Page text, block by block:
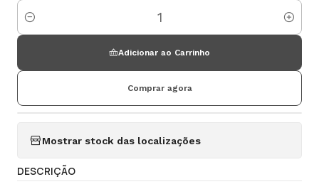
Quantidade
Adicionar ao Carrinho
Comprar agora
Mostrar stock das localizações
DESCRIÇÃO